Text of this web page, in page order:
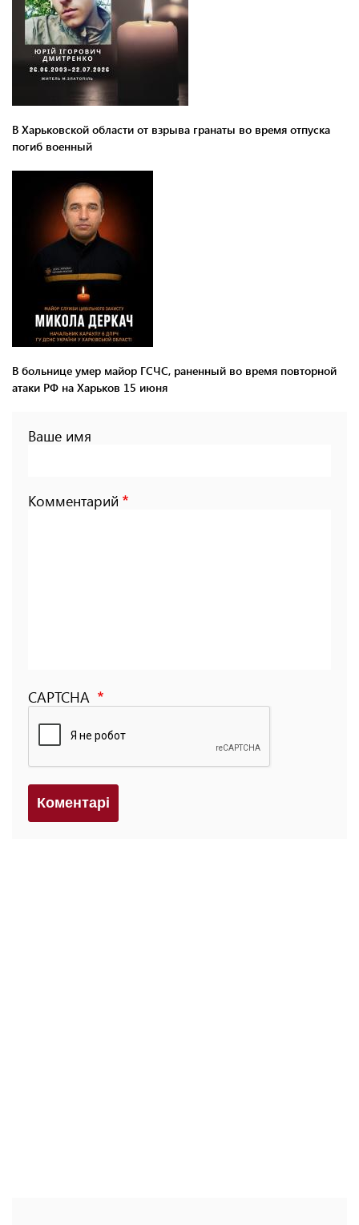
В Харьковской области от взрыва гранаты во время отпуска
погиб военный
В больнице умер майор ГСЧС, раненный во время повторной
атаки РФ на Харьков 15 июня
Ваше имя
Комментарий
CAPTCHA
Коментарi